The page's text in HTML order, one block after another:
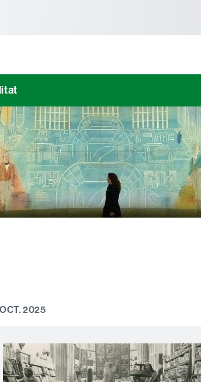
2025